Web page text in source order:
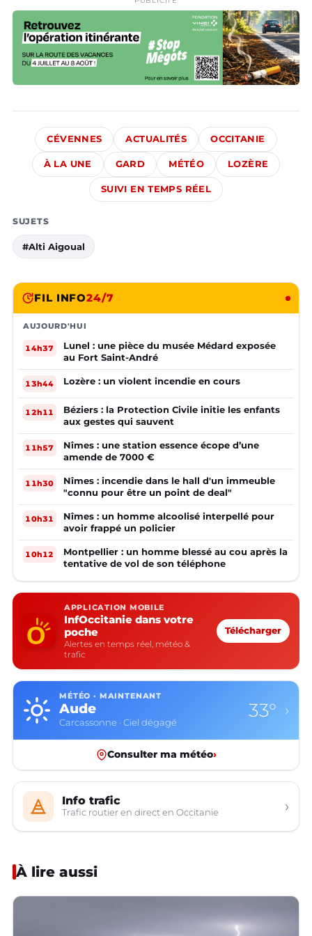
CÉVENNES ACTUALITÉS OCCITANIE
À LA UNE GARD MÉTÉO LOZÈRE
SUIVI EN TEMPS RÉEL
SUJETS
#Alti Aigoual
FIL INFO24/7
AUJOURD'HUI
14h37
Lunel : une pièce du musée Médard exposée
au Fort Saint-André
13h44 Lozère : un violent incendie en cours
12h11
Béziers : la Protection Civile initie les enfants
aux gestes qui sauvent
11h57
Nîmes : une station essence écope d’une
amende de 7000 €
11h30
Nîmes : incendie dans le hall d'un immeuble
"connu pour être un point de deal"
10h31
Nîmes : un homme alcoolisé interpellé pour
avoir frappé un policier
10h12
Montpellier : un homme blessé au cou après la
tentative de vol de son téléphone
APPLICATION MOBILE
InfOccitanie dans votre
poche
Alertes en temps réel, météo &
trafic
Télécharger
MÉTÉO · MAINTENANT
Aude
Carcassonne · Ciel dégagé
33° ›
Consulter ma météo›
Info trafic
Trafic routier en direct en Occitanie ›
À lire aussi